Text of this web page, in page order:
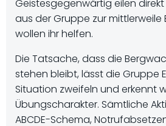
Geistesgegenwärtig eilen
aus der Gruppe zur
wollen ihr helfen.
Die Tatsache, dass die
stehen bleibt, lässt die Gruppe
Situation zweifeln und erkennt
Übungscharakter. Sämtliche
ABCDE-Schema,